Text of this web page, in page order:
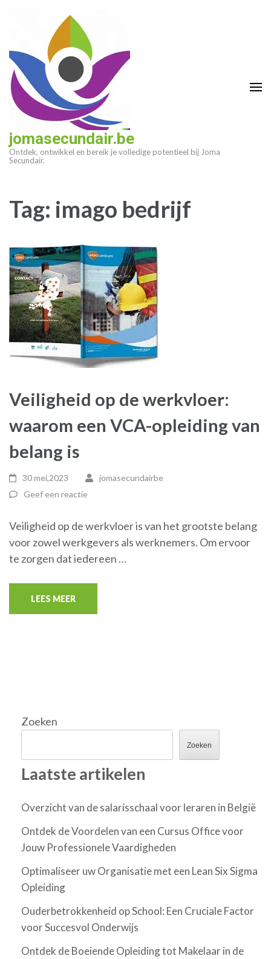
(druk
enter)
jomasecundair.be
Ontdek, ontwikkel en bereik je volledige potentieel bij Joma
Secundair.
Tag: imago bedrijf
Veiligheid op de werkvloer:
waarom een VCA-opleiding van
belang is
30 mei,2023
jomasecundairbe
Geef een reactie
Veiligheid op de werkvloer is van het grootste belang
voor zowel werkgevers als werknemers. Om ervoor
te zorgen dat iedereen …
LEES MEER
Zoeken
Zoeken
Laatste artikelen
Overzicht van de salarisschaal voor leraren in België
Ontdek de Voordelen van een Cursus Office voor
Jouw Professionele Vaardigheden
Optimaliseer uw Organisatie met een Lean Six Sigma
Opleiding
Ouderbetrokkenheid op School: Een Cruciale Factor
voor Succesvol Onderwijs
Ontdek de Boeiende Opleiding tot Makelaar in de